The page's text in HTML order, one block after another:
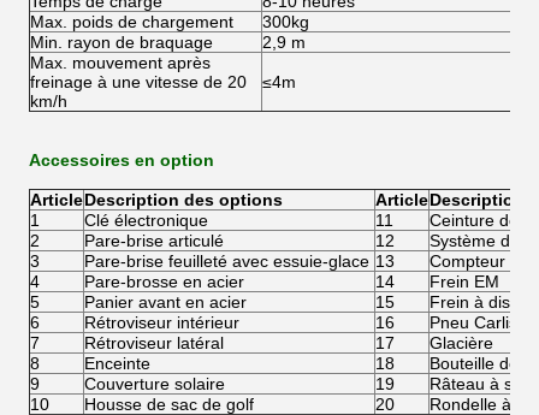
Max. poids de chargement
300kg
Min. rayon de braquage
2,9 m
Max. mouvement après
freinage à une vitesse de 20
km/h
≤4m
Accessoires en option
ArticleDescription des options ArticleDescription
1
Clé électronique 11
Ceinture de
2
Pare-brise articulé 12
Système de
3
Pare-brise feuilleté avec essuie-glace 13
Compteur
4
Pare-brosse en acier 14
Frein EM
5
Panier avant en acier 15
Frein à
6
Rétroviseur intérieur 16
Pneu Carlisle
7
Rétroviseur latéral 17
Glacière
8
Enceinte 18
Bouteille de
9
Couverture solaire 19
Râteau à
10
Housse de sac de golf 20 Rondelle à